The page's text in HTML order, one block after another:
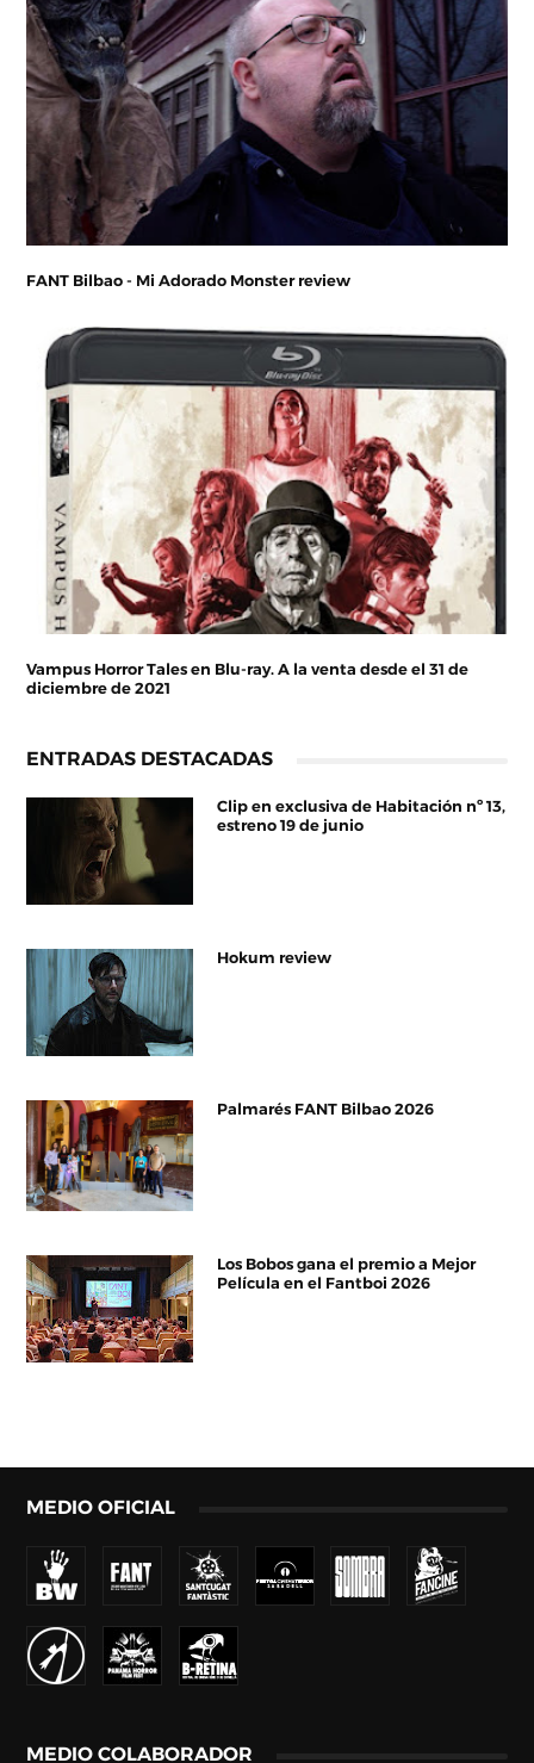
FANT Bilbao - Mi Adorado Monster review
Vampus Horror Tales en Blu-ray. A la venta desde el 31 de
diciembre de 2021
ENTRADAS DESTACADAS
Clip en exclusiva de Habitación nº 13,
estreno 19 de junio
Hokum review
Palmarés FANT Bilbao 2026
Los Bobos gana el premio a Mejor
Película en el Fantboi 2026
MEDIO OFICIAL
MEDIO COLABORADOR